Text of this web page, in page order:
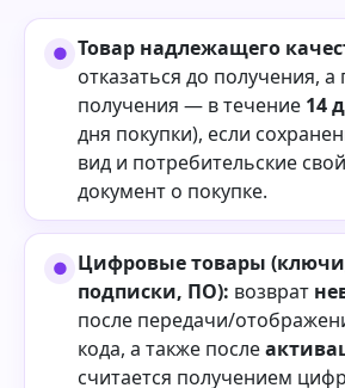
Товар надлежащего
отказаться до получения, а
получения — в течение 14
дня покупки), если
вид и потребительские
документ о покупке.
Цифровые товары
подписки, ПО): возврат
после передачи/
кода, а также после
считается получением